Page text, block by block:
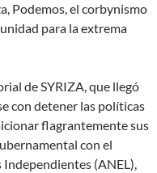
Podemos, el corbynismo
para la extrema
de SYRIZA, que llegó
con detener las políticas
flagrantemente sus
con el
(ANEL),